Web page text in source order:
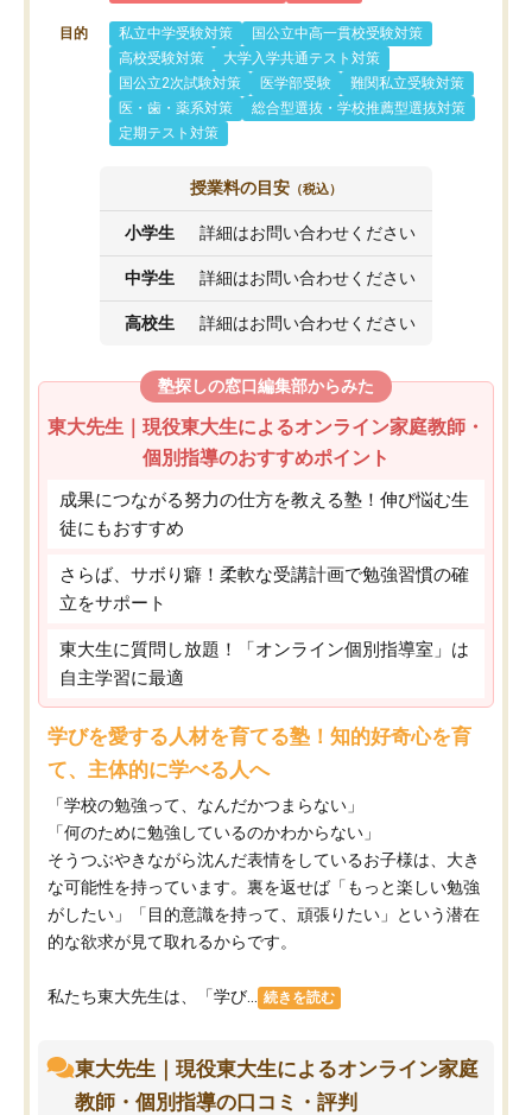
目的 私立中学受験対策
国公立中高一貫校受験対策
高校受験対策
大学入学共通テスト対策
国公立2次試験対策
医学部受験
難関私立受験対策
医・歯・薬系対策
総合型選抜・学校推薦型選抜対策
定期テスト対策
授業料の目安 （税込）
小学生 詳細はお問い合わせください
中学生 詳細はお問い合わせください
高校生 詳細はお問い合わせください
塾探しの窓口編集部からみた
東大先生｜現役東大生によるオンライン家庭教師・
個別指導のおすすめポイント
成果につながる努力の仕方を教える塾！伸び悩む生
徒にもおすすめ
さらば、サボり癖！柔軟な受講計画で勉強習慣の確
立をサポート
東大生に質問し放題！「オンライン個別指導室」は
自主学習に最適
学びを愛する人材を育てる塾！知的好奇心を育
て、主体的に学べる人へ
「学校の勉強って、なんだかつまらない」
「何のために勉強しているのかわからない」
そうつぶやきながら沈んだ表情をしているお子様は、大き
な可能性を持っています。裏を返せば「もっと楽しい勉強
がしたい」「目的意識を持って、頑張りたい」という潜在
的な欲求が見て取れるからです。
私たち東大先生は、「学び... 続きを読む
東大先生｜現役東大生によるオンライン家庭
教師・個別指導の口コミ・評判